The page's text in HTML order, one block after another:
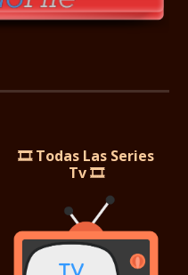
🎞️ Todas Las Series
Tv 🎞️